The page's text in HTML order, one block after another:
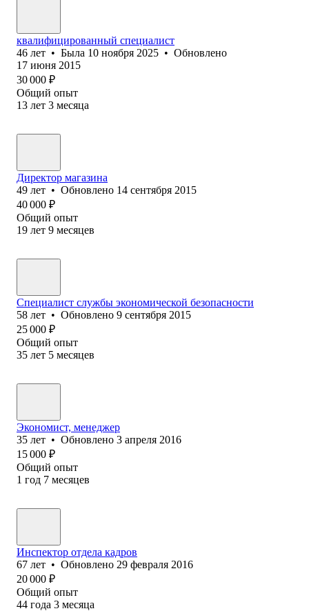
квалифицированный специалист
46 лет • Была 10 ноября 2025 • Обновлено
17 июня 2015
30 000 ₽
Общий опыт
13 лет 3 месяца
Директор магазина
49 лет • Обновлено 14 сентября 2015
40 000 ₽
Общий опыт
19 лет 9 месяцев
Специалист службы экономической безопасности
58 лет • Обновлено 9 сентября 2015
25 000 ₽
Общий опыт
35 лет 5 месяцев
Экономист, менеджер
35 лет • Обновлено 3 апреля 2016
15 000 ₽
Общий опыт
1 год 7 месяцев
Инспектор отдела кадров
67 лет • Обновлено 29 февраля 2016
20 000 ₽
Общий опыт
44 года 3 месяца